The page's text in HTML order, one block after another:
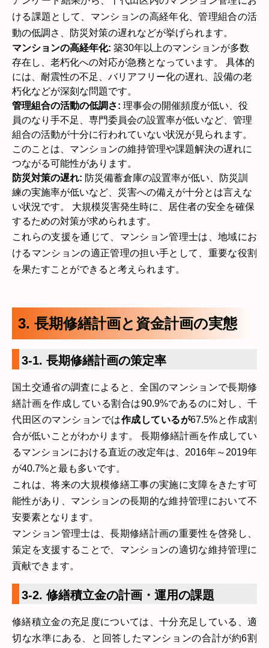
ける課題として、マンションの高経年化、管理組合の活
動の低調さ、防災対策の遅れなどが挙げられます。
マンションの高経年化: 築30年以上のマンションが多数
存在し、老朽化への対応が急務となっています。 具体的
には、耐震性の不足、バリアフリー化の遅れ、設備の老
朽化などが深刻な問題です。
管理組合の活動の低調さ: 理事会の開催頻度が低い、役
員のなり手不足、専門委員会の設置率が低いなど、管理
組合の活動が十分に行われていない状況が見られます。
このことは、マンションの維持管理や課題解決の遅れに
つながる可能性があります。
防災対策の遅れ: 防災備蓄倉庫の設置率が低い、防災訓
練の実施率が低いなど、災害への備えが十分とは言えな
い状況です。 大規模災害発生時に、居住者の安全を確保
するための対策が求められます。
これらの支援を通じて、マンション管理士は、地域にお
けるマンションの適正管理の担い手として、重要な役割
を果たすことができると考えられます。
3. 長期修繕計画と資金計画の実態
3-1. 長期修繕計画の策定率
国土交通省の調査によると、全国のマンションで長期修
繕計画を作成している割合は90.9%であるのに対し、千
代田区のマンションでは作成しているが67.5%と作成割
合が低いことがわかります。 長期修繕計画を作成してい
るマンションにおける直近の改定年は、2016年～2019年
が40.7%と最も多いです。
これは、将来の大規模修繕工事の実施に支障をきたす可
能性があり、マンションの長期的な維持管理において不
安要素となります。
マンション管理士は、長期修繕計画の重要性を啓発し、
策定を支援することで、マンションの適切な維持管理に
貢献できます。
3-2. 修繕積立金の計画・運用の課題
修繕積立金の充足度については、十分充足している、適
切な水準にある、と回答したマンションの合計が約6割